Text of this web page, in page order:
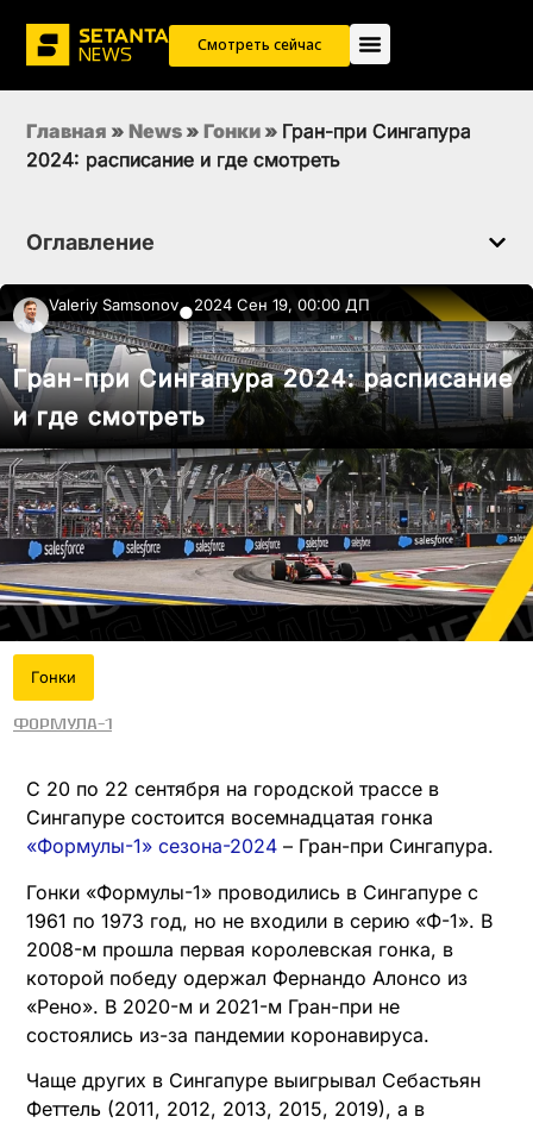
Смотреть сейчас
Главная » News » Гонки » Гран-при Сингапура
2024: расписание и где смотреть
Оглавление
Valeriy Samsonov●2024 Сен 19, 00:00 ДП
Гран-при Сингапура 2024: расписание
и где смотреть
Гонки
Формула-1
С 20 по 22 сентября на городской трассе в
Сингапуре состоится восемнадцатая гонка
«Формулы-1» сезона-2024 – Гран-при Сингапура.
Гонки «Формулы-1» проводились в Сингапуре с
1961 по 1973 год, но не входили в серию «Ф-1». В
2008-м прошла первая королевская гонка, в
которой победу одержал Фернандо Алонсо из
«Рено». В 2020-м и 2021-м Гран-при не
состоялись из-за пандемии коронавируса.
Чаще других в Сингапуре выигрывал Себастьян
Феттель (2011, 2012, 2013, 2015, 2019), а в